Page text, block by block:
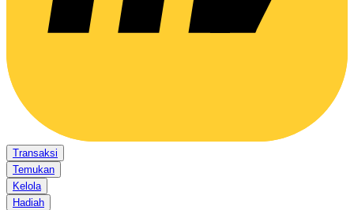
Transaksi
Temukan
Kelola
Hadiah